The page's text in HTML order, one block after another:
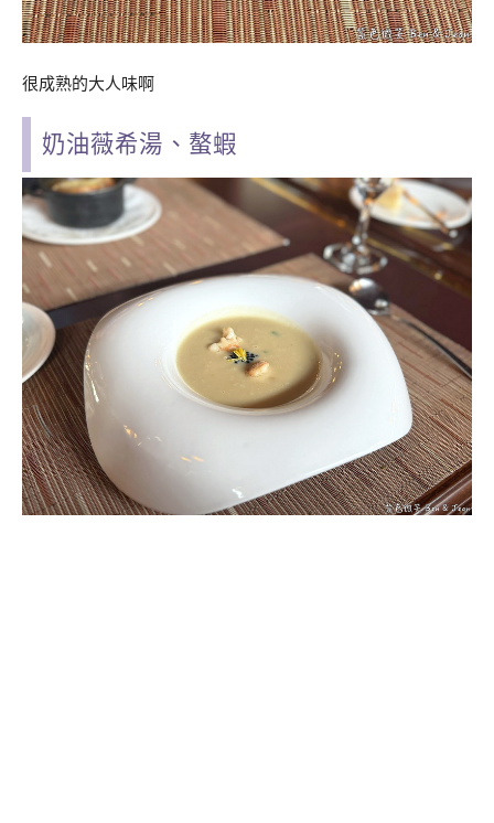
很成熟的大人味啊
奶油薇希湯、螯蝦